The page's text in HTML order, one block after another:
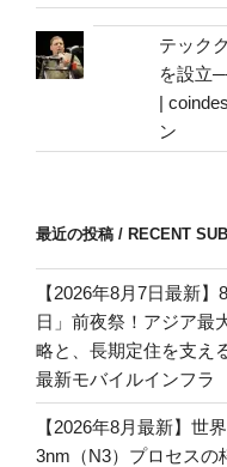
テック
を設立
|
ン
最近の投稿 / RECENT
【2026年8月7日最新
日」前夜祭！アジア最
略と、長期定住を支え
最新モバイルインフラ
【2026年8月最新】世
3nm（N3）プロセスの